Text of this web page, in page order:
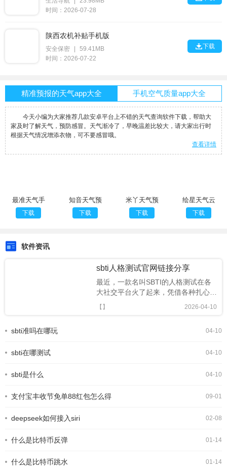
时间：2026-07-28
陕西农机补贴手机版
安全保密 |
59.41MB
时间：2026-07-22
下载
精准预报的天气app大全 手机空气质量app大全
今天小编为大家推荐几款安卓平台上不错的天气查询软件下载，帮助大
家及时了解天气，预防感冒。天气渐冷了，早晚温差比较大，请大家出行时
根据天气情况增添衣物，可不要感冒哦。
查看详情
最准天气手
机版
下载
知音天气预
报免费版
下载
米丫天气预
报最新版
下载
绘星天气云
最新版本
下载
软件资讯
sbti人格测试官网链接分享
最近，一款名叫SBTI的人格测试在各
大社交平台火了起来，凭借各种扎心又
搞笑的精神状态标签，迅速成为年轻人
的新型社交暗号。很多人跟风玩梗，却
么。今天就为大家整理出 SBTI 在线测
松一键测出你的专属人格。SBTI人格
2026-04-10
【】
04-10
sbti准吗在哪玩
04-10
sbti在哪测试
04-10
sbti是什么
09-01
支付宝丰收节免单88红包怎么得
02-08
deepseek如何接入siri
01-14
什么是比特币反弹
01-14
什么是比特币跳水